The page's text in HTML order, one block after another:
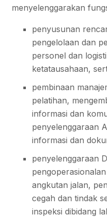
menyelenggarakan
penyusunan
pengelolaan dan
personel dan
ketatausahaan,
pembinaan
pelatihan,
informasi dan
penyelenggaraan
informasi dan
penyelenggaraan
angkutan jalan,
cegah dan tindak
inspeksi dibidang